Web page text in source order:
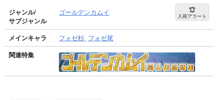
ジャンル/
サブジャンル
ゴールデンカムイ 入荷アラート
メインキャラ フォゼ杉 フォゼ尾
関連特集